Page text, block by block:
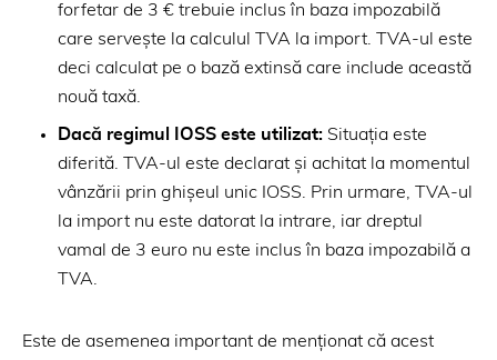
forfetar de 3 € trebuie inclus în baza impozabilă
care servește la calculul TVA la import. TVA-ul este
deci calculat pe o bază extinsă care include această
nouă taxă.
Dacă regimul IOSS este utilizat: Situația este
diferită. TVA-ul este declarat și achitat la momentul
vânzării prin ghișeul unic IOSS. Prin urmare, TVA-ul
la import nu este datorat la intrare, iar dreptul
vamal de 3 euro nu este inclus în baza impozabilă a
TVA.
Este de asemenea important de menționat că acest